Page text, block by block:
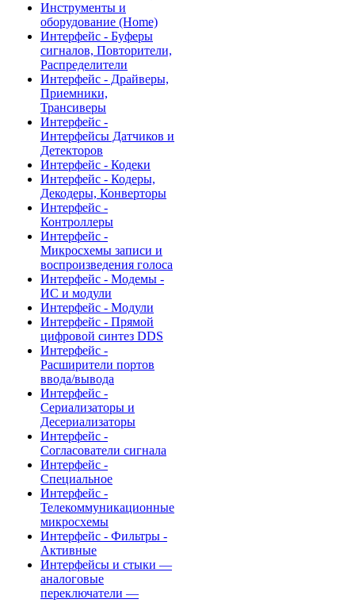
Инструменты и
оборудование (Home)
Интерфейс - Буферы
сигналов, Повторители,
Распределители
Интерфейс - Драйверы,
Приемники,
Трансиверы
Интерфейс -
Интерфейсы Датчиков и
Детекторов
Интерфейс - Кодеки
Интерфейс - Кодеры,
Декодеры, Конверторы
Интерфейс -
Контроллеры
Интерфейс -
Микросхемы записи и
воспроизведения голоса
Интерфейс - Модемы -
ИС и модули
Интерфейс - Модули
Интерфейс - Прямой
цифровой синтез DDS
Интерфейс -
Расширители портов
ввода/вывода
Интерфейс -
Сериализаторы и
Десериализаторы
Интерфейс -
Согласователи сигнала
Интерфейс -
Специальное
Интерфейс -
Телекоммуникационные
микросхемы
Интерфейс - Фильтры -
Активные
Интерфейсы и стыки —
аналоговые
переключатели —